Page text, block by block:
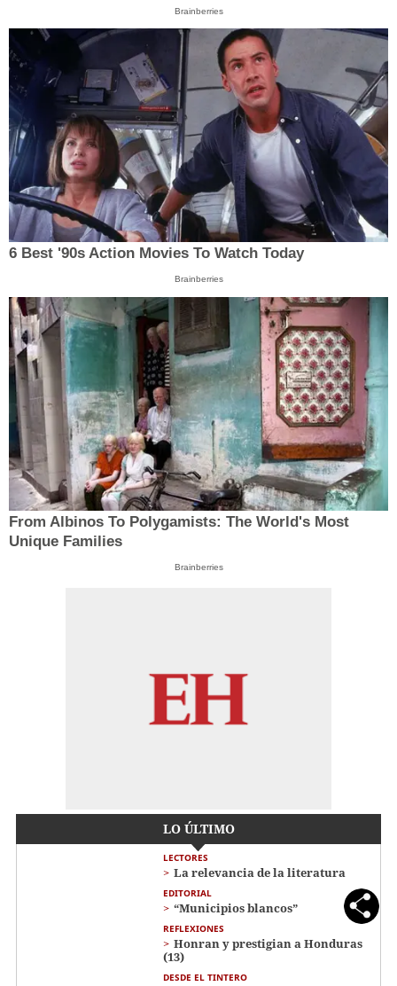
Brainberries
6 Best '90s Action Movies To Watch Today
Brainberries
From Albinos To Polygamists: The World's Most
Unique Families
Brainberries
LO ÚLTIMO
LECTORES
La relevancia de la literatura
EDITORIAL
“Municipios blancos”
REFLEXIONES
Honran y prestigian a Honduras
(13)
DESDE EL TINTERO